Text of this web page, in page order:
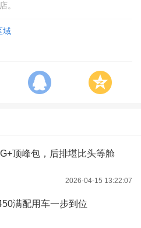
。
域
顶峰包，后排堪比头等舱
2026-04-15 13:22:07
满配用车一步到位